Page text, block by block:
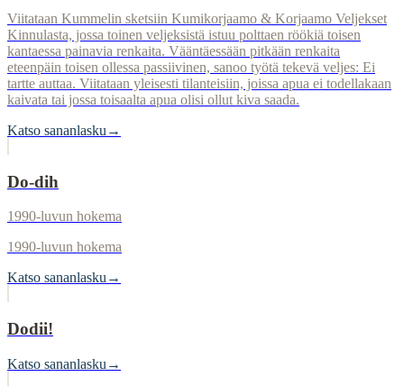
Viitataan Kummelin sketsiin Kumikorjaamo & Korjaamo Veljekset
Kinnulasta, jossa toinen veljeksistä istuu polttaen röökiä toisen
kantaessa painavia renkaita. Vääntäessään pitkään renkaita
eteenpäin toisen ollessa passiivinen, sanoo työtä tekevä veljes: Ei
tartte auttaa. Viitataan yleisesti tilanteisiin, joissa apua ei todellakaan
kaivata tai jossa toisaalta apua olisi ollut kiva saada.
Katso sananlasku →
Do-dih
1990-luvun hokema
1990-luvun hokema
Katso sananlasku →
Dodii!
Katso sananlasku →